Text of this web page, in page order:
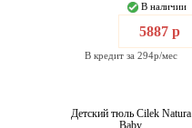
В наличии
5887 р
В кредит за 294р/мес
Детский тюль Cilek Natura
Baby